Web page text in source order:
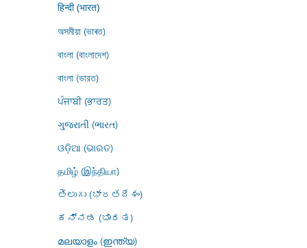
हिन्दी (भारत)
অসমীয়া (ভাৰত)
বাংলা (বাংলাদেশ)
বাংলা (ভারত)
ਪੰਜਾਬੀ (ਭਾਰਤ)
ગુજરાતી (ભારત)
ଓଡ଼ିଆ (ଭାରତ)
தமிழ் (இந்தியா)
తెలుగు (భారతదేశం)
ಕನ್ನಡ (ಭಾರತ)
മലയാളം (ഇന്ത്യ)